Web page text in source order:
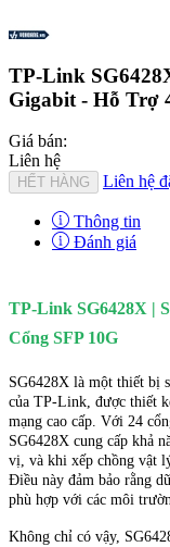
TP-Link
Gigabit - Hỗ Trợ
Giá bán:
Liên hệ
HẾT HÀNG Liên hệ
Thông tin
Đánh giá
TP-Link SG6428X |
Cổng SFP 10G
SG6428X là một thiết bị
của TP-Link, được thiết
mạng cao cấp. Với 24
SG6428X cung cấp khả
vị, và khi xếp chồng vật
Điều này đảm bảo rằng
phù hợp với các môi
Không chỉ có vậy,